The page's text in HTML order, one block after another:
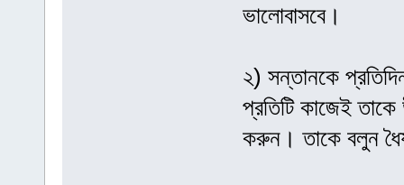
ভালোবাসবে।
২) সন্তানকে
প্রতিটি কাজেই তাকে
করুন। তাকে বলুন